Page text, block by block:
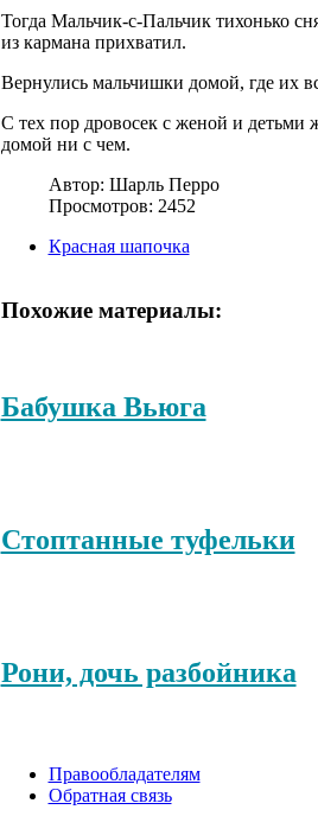
Тогда Мальчик-с-Пальчик тихонько
из кармана прихватил.
Вернулись мальчишки домой, где их
С тех пор дровосек с женой и детьми
домой ни с чем.
Автор: Шарль Перро
Просмотров: 2452
Красная шапочка
Похожие материалы:
Бабушка Вьюга
Стоптанные туфельки
Рони, дочь разбойника
Правообладателям
Обратная связь